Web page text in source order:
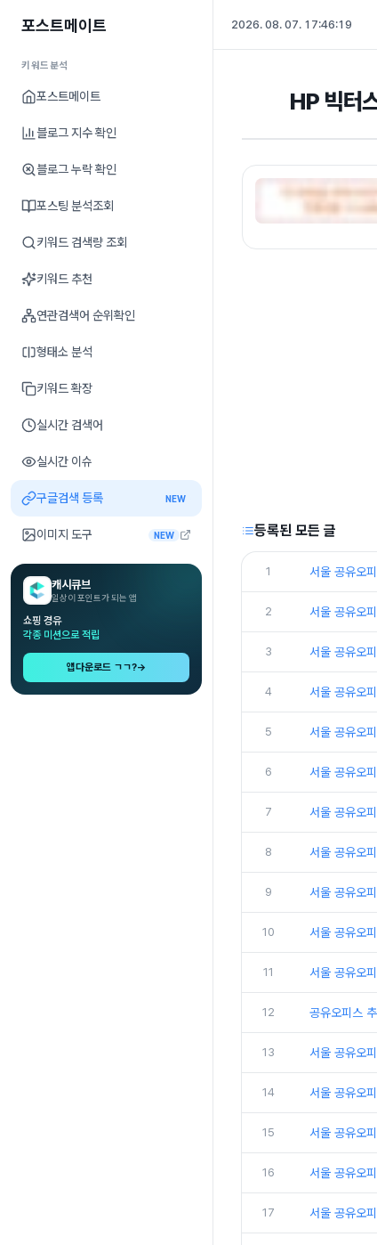
포스트메이트
키워드분석
포스트메이트
블로그 지수 확인
블로그 누락 확인
포스팅 분석조회
키워드 검색량 조회
키워드 추천
연관검색어 순위확인
형태소 분석
키워드 확장
실시간 검색어
실시간 이슈
구글검색 등록 NEW
이미지 도구 NEW
캐시큐브
일상이 포인트가 되는 앱
쇼핑 경유
각종 미션으로 적립
앱다운로드 ㄱㄱ?→
2026. 08. 07. 17:46:20
HP 빅터
등록된 모든 글
1 서울 공유오
2 서울 공유오
3 서울 공유오
4 서울 공유오
5 서울 공유오
6 서울 공유오
7 서울 공유오
8 서울 공유오
9 서울 공유오
10 서울 공유오
11 서울 공유오
12 공유오피스
13 서울 공유오
14 서울 공유오
15 서울 공유오
16 서울 공유오
17 서울 공유오